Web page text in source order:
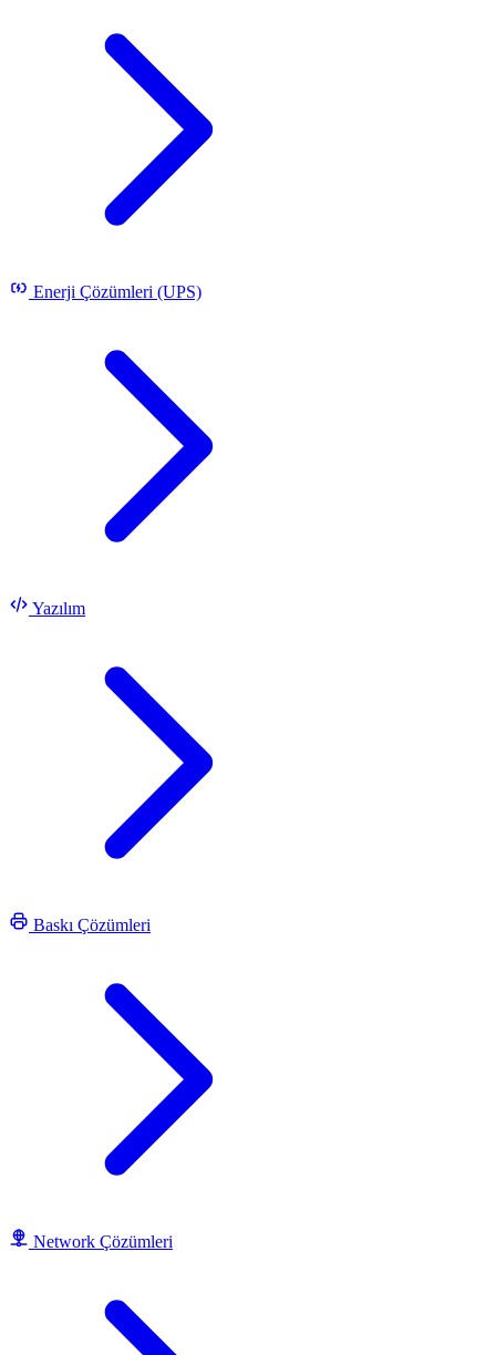
Enerji Çözümleri (UPS)
Yazılım
Baskı Çözümleri
Network Çözümleri